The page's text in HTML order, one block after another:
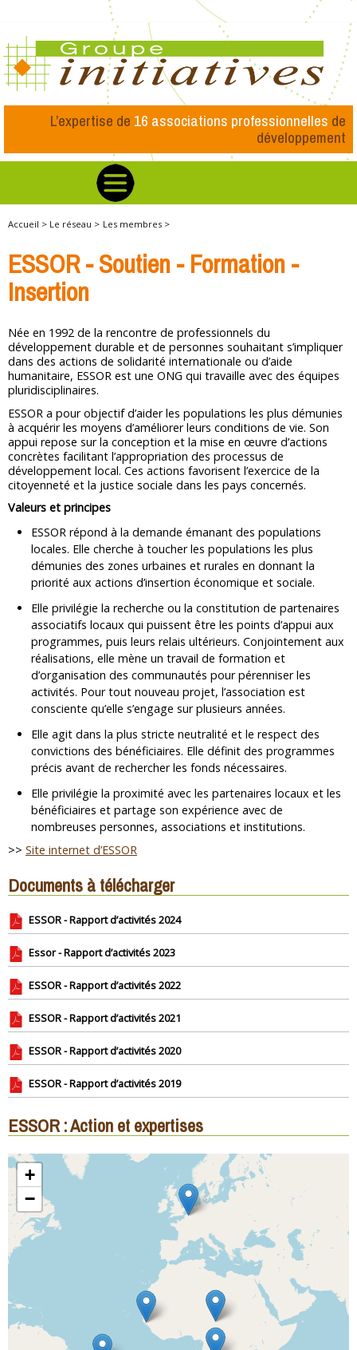
L’expertise de 16 associations professionnelles de
développement
Accueil > Le réseau > Les membres >
ESSOR - Soutien - Formation -
Insertion
Née en 1992 de la rencontre de professionnels du
développement durable et de personnes souhaitant s’impliquer
dans des actions de solidarité internationale ou d’aide
humanitaire, ESSOR est une ONG qui travaille avec des équipes
pluridisciplinaires.
ESSOR a pour objectif d’aider les populations les plus démunies
à acquérir les moyens d’améliorer leurs conditions de vie. Son
appui repose sur la conception et la mise en œuvre d’actions
concrètes facilitant l’appropriation des processus de
développement local. Ces actions favorisent l’exercice de la
citoyenneté et la justice sociale dans les pays concernés.
Valeurs et principes
ESSOR répond à la demande émanant des populations
locales. Elle cherche à toucher les populations les plus
démunies des zones urbaines et rurales en donnant la
priorité aux actions d’insertion économique et sociale.
Elle privilégie la recherche ou la constitution de partenaires
associatifs locaux qui puissent être les points d’appui aux
programmes, puis leurs relais ultérieurs. Conjointement aux
réalisations, elle mène un travail de formation et
d’organisation des communautés pour pérenniser les
activités. Pour tout nouveau projet, l’association est
consciente qu’elle s’engage sur plusieurs années.
Elle agit dans la plus stricte neutralité et le respect des
convictions des bénéficiaires. Elle définit des programmes
précis avant de rechercher les fonds nécessaires.
Elle privilégie la proximité avec les partenaires locaux et les
bénéficiaires et partage son expérience avec de
nombreuses personnes, associations et institutions.
>> Site internet d’ESSOR
Documents à télécharger
ESSOR - Rapport d’activités 2024
Essor - Rapport d’activités 2023
ESSOR - Rapport d’activités 2022
ESSOR - Rapport d’activités 2021
ESSOR - Rapport d’activités 2020
ESSOR - Rapport d’activités 2019
ESSOR : Action et expertises
+
−